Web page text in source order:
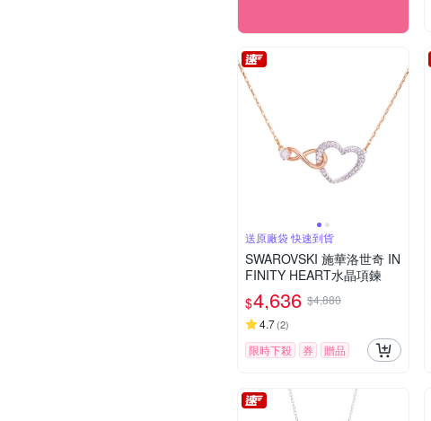
送原廠袋 快速到貨
SWAROVSKI 施華洛世奇 IN
FINITY HEART水晶項鍊
$4,636 $4,880
4.7(2)
限時下殺 券 贈品